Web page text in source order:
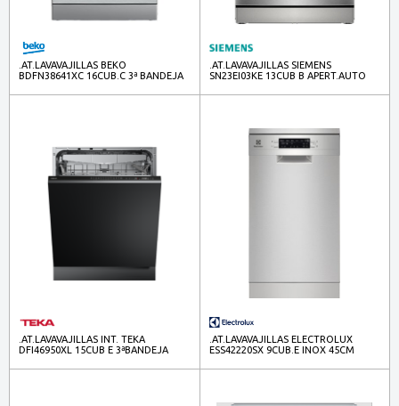
.AT.LAVAVAJILLAS BEKO
BDFN38641XC 16CUB.C 3ª BANDEJA
.AT.LAVAVAJILLAS SIEMENS
SN23EI03KE 13CUB B APERT.AUTO
.AT.LAVAVAJILLAS INT. TEKA
DFI46950XL 15CUB E 3ªBANDEJA
.AT.LAVAVAJILLAS ELECTROLUX
ESS42220SX 9CUB.E INOX 45CM